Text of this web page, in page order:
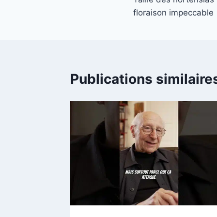
de
floraison impeccable
Publications